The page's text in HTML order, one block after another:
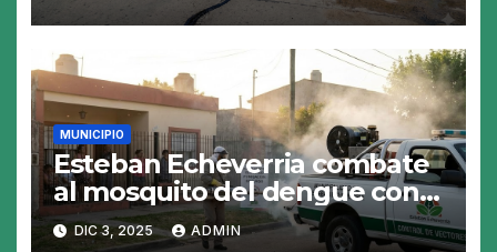
MUNICIPIO
Esteban Echeverria combate
al mosquito del dengue con
fumigacion
DIC 3, 2025 ADMIN